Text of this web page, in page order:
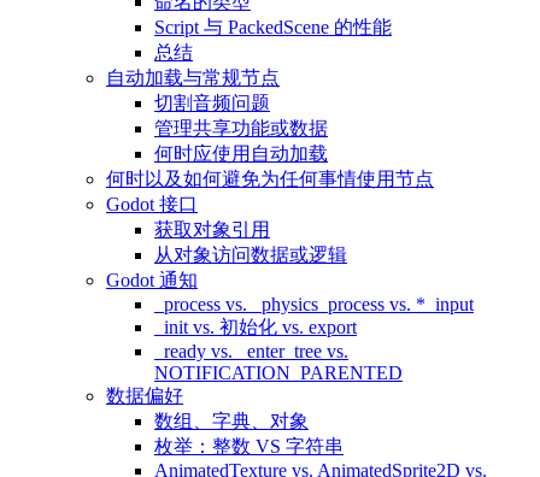
Script 与 PackedScene 的性能
总结
自动加载与常规节点
切割音频问题
管理共享功能或数据
何时应使用自动加载
何时以及如何避免为任何事情使用节点
Godot 接口
获取对象引用
从对象访问数据或逻辑
Godot 通知
_process vs. _physics_process vs. *_input
_init vs. 初始化 vs. export
_ready vs. _enter_tree vs.
NOTIFICATION_PARENTED
数据偏好
数组、字典、对象
枚举：整数 VS 字符串
AnimatedTexture vs. AnimatedSprite2D vs.